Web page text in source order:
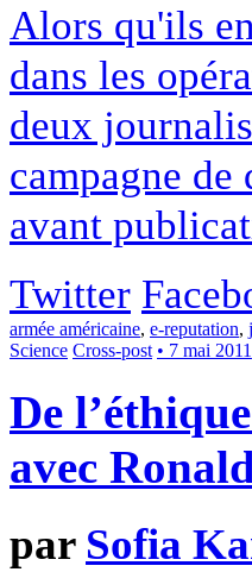
Alors qu'ils
dans les
deux
campagne
avant
Twitter
armée américaine, e-reputation,
Science Cross-post • 7 mai 2011
De
avec
par Sofia